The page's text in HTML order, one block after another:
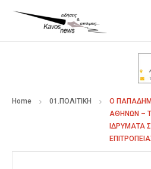
Home 01.ΠΟΛΙΤΙΚΗ
Ο
ΑΘΗΝΩΝ –
ΙΔΡΥΜΑΤΑ